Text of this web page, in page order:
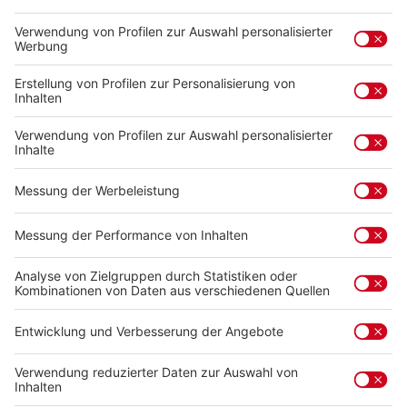
Zum Merkzettel hinzufügen
Produktnummer: 3385.1
Kunstvoll bedrucktes Mundart-Poster mit schwäbischen
Lieblingsbegriffen von Leserinnen und Lesern der
Ludwigsburger Kreiszei…Mehr
Service-Hotline